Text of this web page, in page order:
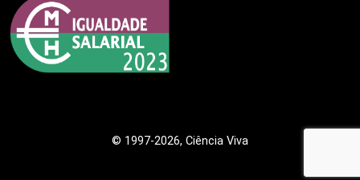
© 1997-2026, Ciência Viva